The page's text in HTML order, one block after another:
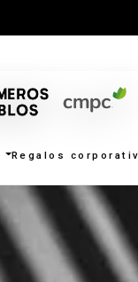
Regalos